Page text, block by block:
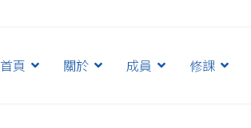
首頁 關於 成員 修課